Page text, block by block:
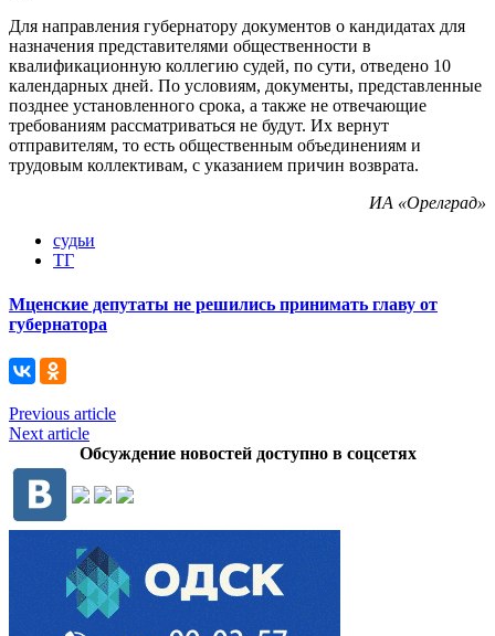
Для направления губернатору документов о кандидатах для
назначения представителями общественности в
квалификационную коллегию судей, по сути, отведено 10
календарных дней. По условиям, документы, представленные
позднее установленного срока, а также не отвечающие
требованиям рассматриваться не будут. Их вернут
отправителям, то есть общественным объединениям и
трудовым коллективам, с указанием причин возврата.
ИА «Орелград»
судьи
ТГ
Мценские депутаты не решились принимать главу от
губернатора
Previous article
Next article
Обсуждение новостей доступно в соцсетях